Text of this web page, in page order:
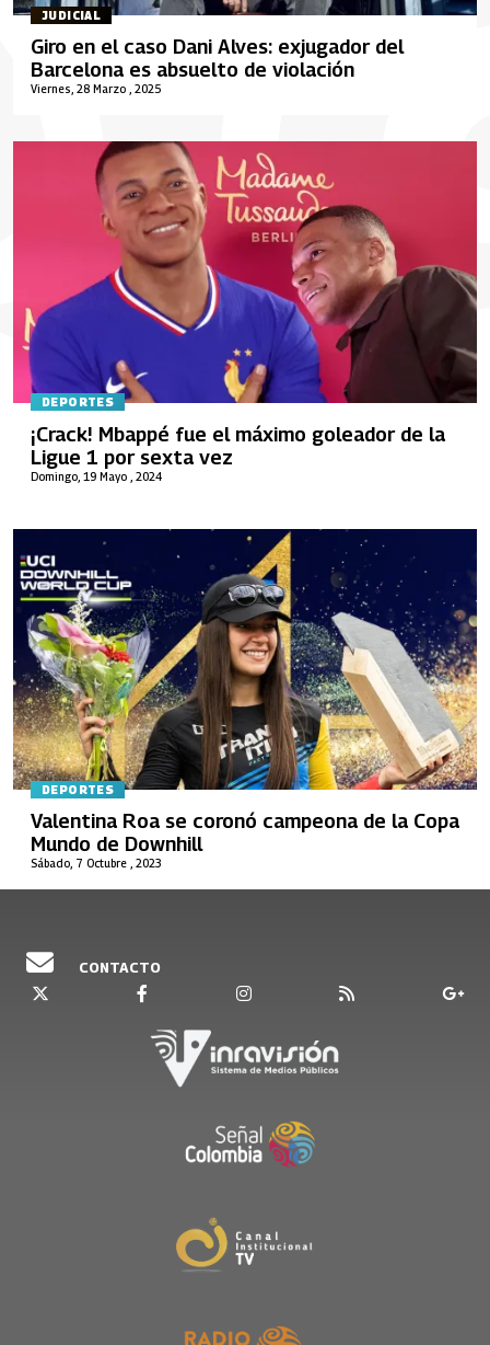
JUDICIAL
Viernes, 28 Marzo , 2025
Giro en el caso Dani Alves: exjugador del
Barcelona es absuelto de violación
DEPORTES
Domingo, 19 Mayo , 2024
¡Crack! Mbappé fue el máximo goleador de la
Ligue 1 por sexta vez
DEPORTES
Sábado, 7 Octubre , 2023
Valentina Roa se coronó campeona de la Copa
Mundo de Downhill
CONTACTO